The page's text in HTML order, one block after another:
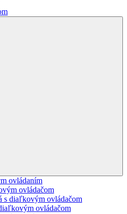
ovládaním
ovládačom
s diaľkovým ovládačom
ovládačom